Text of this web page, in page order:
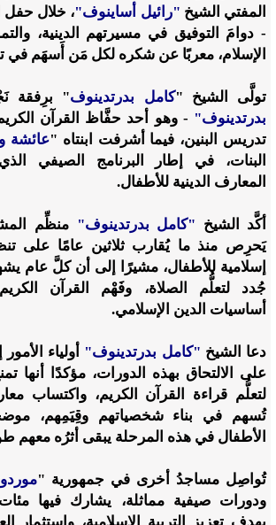
المفتي الشيخ "رائيل أساينوف"، خلال حفل
- دوامَ التوفيق في مسيرتهم الدينية،
الإسلام، معربًا عن شكره لكل مَن أَسهَم في
تولَّى الشيخ "كامل بدرتدينوف" برِفقة
بدرتدينوف" - وهو أحد حفَّاظ القرآن
تدريس البنين، فيما أشرفت ابنتاه "عائشة
البنات، في إطار البرنامج الصيفي
المعارف الدينية للأطفال.
أكَّد الشيخ "كامل بدرتدينوف" منظِّم
يَحرِص منذ ما يُقارب ثلاثين عامًا على
إسلامية للأطفال، مشيرًا إلى أن كلَّ عام
جُدد لتعلُّم الصلاة، وفَهْم القرآن
أساسيات الدين الإسلامي.
دعا الشيخ "كامل بدرتدينوف"
أولياء
على الالتحاق بهذه الدورات، مؤكدًا أنها
لتعلُّم قراءة القرآن الكريم، واكتساب
تُسهم في بناء شخصياتهم وقِيَمِهم،
الأطفال في هذه المرحلة يبقى أثرُه معهم
تُواصِل مساجدُ أخرى في جمهورية "
ودورات صيفية مماثلة، يشارك فيها